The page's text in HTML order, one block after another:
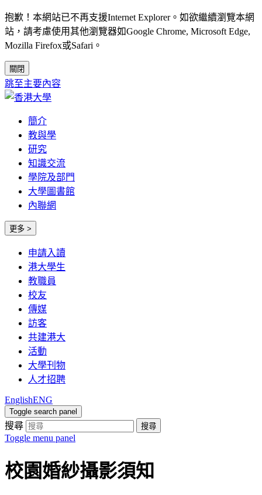
抱歉！本網站已不再支援Internet Explorer。如欲繼續瀏覽本網
站，請考慮使用其他瀏覽器如Google Chrome, Microsoft Edge,
Mozilla Firefox或Safari。
關閉
跳至主要內容
簡介
教與學
研究
知識交流
學院及部門
大學圖書館
內聯網
更多 >
申請入讀
港大學生
教職員
校友
傳媒
訪客
共建港大
活動
大學刊物
人才招聘
EnglishENG
Toggle search panel
搜尋 搜尋
Toggle menu panel
校園婚紗攝影須知